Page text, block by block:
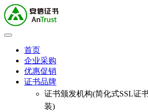
首页
企业采购
优惠促销
证书品牌
证书颁发机构(简化式SSL证
装)